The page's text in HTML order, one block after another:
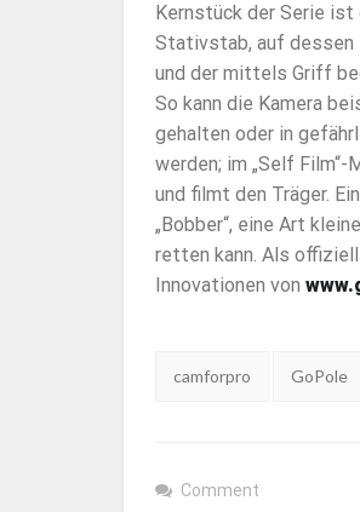
Kernstück der Serie ist
Stativstab, auf dessen
und der mittels Griff
So kann die Kamera
gehalten oder in
werden; im „Self
und filmt den Träger.
„Bobber“, eine Art
retten kann. Als
Innovationen von
camforpro GoPole
Comment